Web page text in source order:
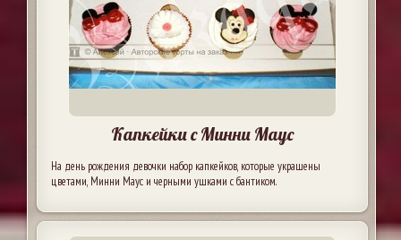
Капкейки с Минни Маус
На день рождения девочки набор капкейков, которые украшены
цветами, Минни Маус и черными ушками с бантиком.